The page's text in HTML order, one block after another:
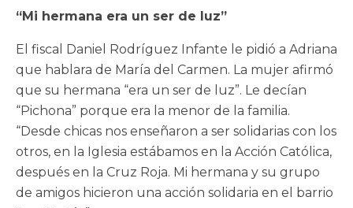
“Mi hermana era un ser de luz”
El fiscal Daniel Rodríguez Infante le pidió a Adriana
que hablara de María del Carmen. La mujer afirmó
que su hermana “era un ser de luz”. Le decían
“Pichona” porque era la menor de la familia.
“Desde chicas nos enseñaron a ser solidarias con los
otros, en la Iglesia estábamos en la Acción Católica,
después en la Cruz Roja. Mi hermana y su grupo
de amigos hicieron una acción solidaria en el barrio